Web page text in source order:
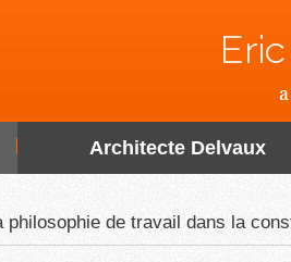
Architecte Delvaux
philosophie de travail dans la